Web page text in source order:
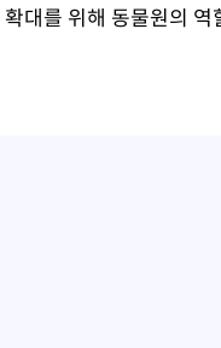
대를 위해 동물원의